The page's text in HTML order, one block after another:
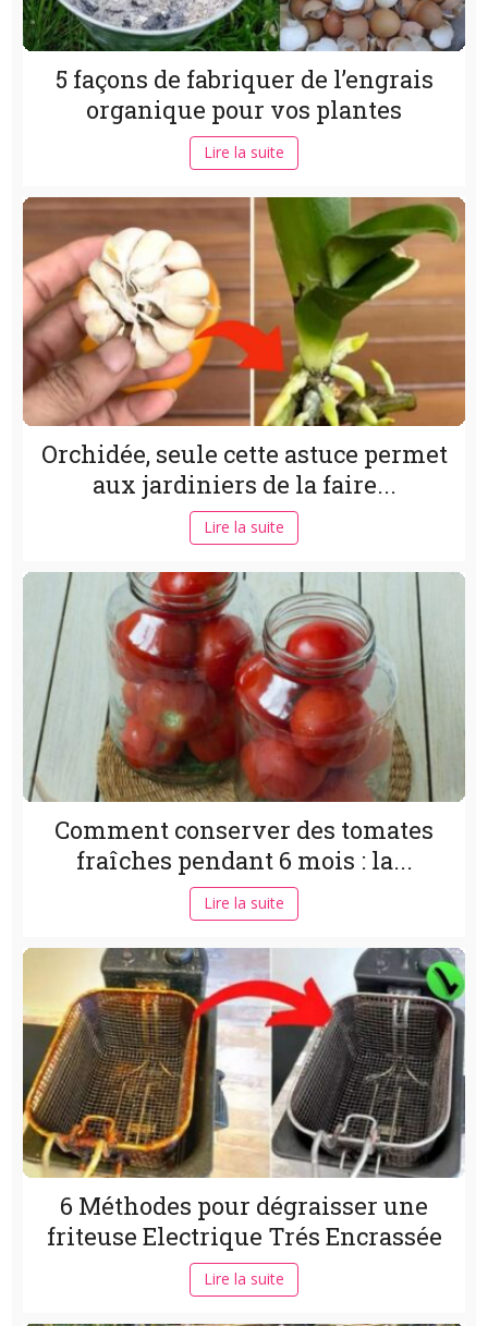
5 façons de fabriquer de l’engrais
organique pour vos plantes
Lire la suite
Orchidée, seule cette astuce permet
aux jardiniers de la faire...
Lire la suite
Comment conserver des tomates
fraîches pendant 6 mois : la...
Lire la suite
6 Méthodes pour dégraisser une
friteuse Electrique Trés Encrassée
Lire la suite